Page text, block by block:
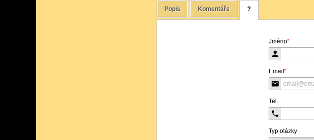
Popis Komentáře ?
Jméno*
Email*
Tel.
Typ otázky